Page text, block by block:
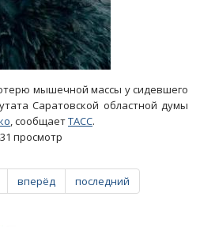
мышечной массы у сидевшего
Саратовской областной думы
, сообщаетТАСС.
просмотр
вперёд последний